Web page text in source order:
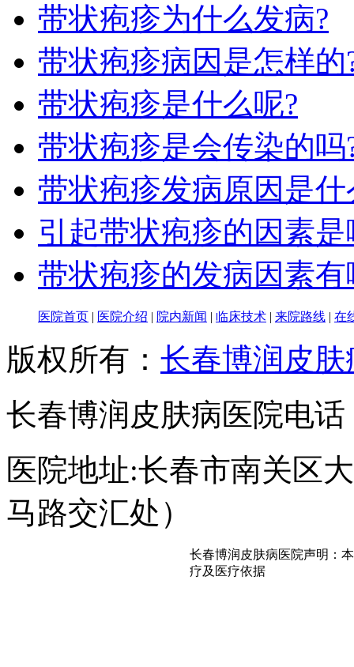
带状疱疹为什么发病?
带状疱疹病因是怎样的
带状疱疹是什么呢?
带状疱疹是会传染的吗
带状疱疹发病原因是什
引起带状疱疹的因素是
带状疱疹的发病因素有
医院首页 | 医院介绍 | 院内新闻 | 临床技术 | 来院路线 | 在
版权所有： 长春博润皮肤
长春博润皮肤病医院电话
医院地址:长春市南关区
马路交汇处）
长春博润皮肤病医院声明：
疗及医疗依据